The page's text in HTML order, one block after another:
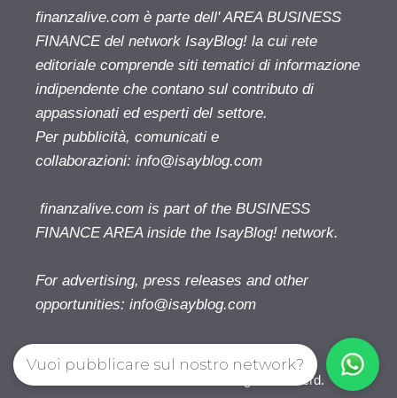
finanzalive.com è parte dell' AREA BUSINESS
FINANCE del network IsayBlog! la cui rete
editoriale comprende siti tematici di informazione
indipendente che contano sul contributo di
appassionati ed esperti del settore.
Per pubblicità, comunicati e
collaborazioni: info@isayblog.com
finanzalive.com is part of the BUSINESS
FINANCE AREA inside the IsayBlog! network.
For advertising, press releases and other
opportunities: info@isayblog.com
Finanzalive.com © 2026. All right reserverd.
Vuoi pubblicare sul nostro network?